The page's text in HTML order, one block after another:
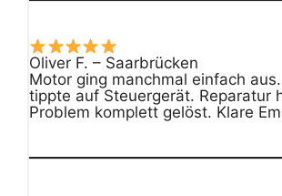
Oliver F. – Saarbrücken
Motor ging manchmal einfach
tippte auf Steuergerät. Reparatur
Problem komplett gelöst. Klare